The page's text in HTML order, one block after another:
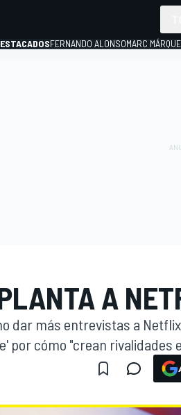
FERNANDO ALONSOMARC
A
dar más entrevistas a
por cómo "crean rivalidades